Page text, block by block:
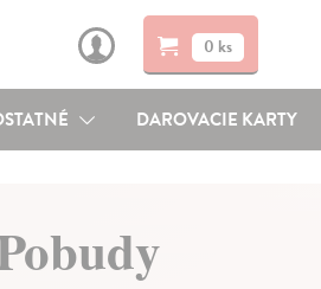
0 ks
DAROVACIE KARTY